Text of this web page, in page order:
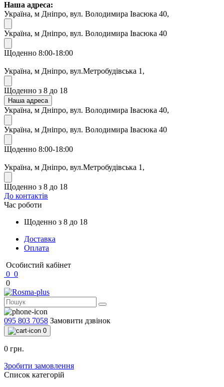
Наша адреса:
Україна, м Дніпро, вул. Володимира Івасюка 40,
Україна, м Дніпро, вул. Володимира Івасюка 40
Щоденно 8:00-18:00
Україна, м Дніпро, вул.Метробудівська 1,
Щоденно з 8 до 18
Наша адреса
Україна, м Дніпро, вул. Володимира Івасюка 40,
Україна, м Дніпро, вул. Володимира Івасюка 40
Щоденно 8:00-18:00
Україна, м Дніпро, вул.Метробудівська 1,
Щоденно з 8 до 18
До контактів
Час роботи
Щоденно з 8 до 18
Доставка
Оплата
Особистий кабінет
0 0
0
095 803 7058 Замовити дзвінок
0
0 грн.
Зробити замовлення
Список категорій